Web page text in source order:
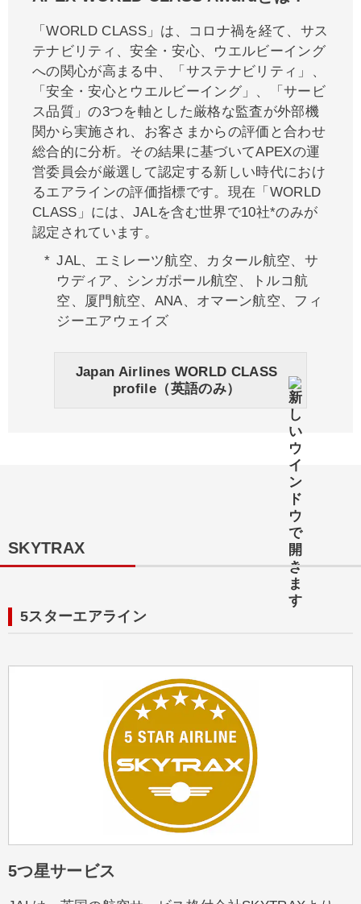
「WORLD CLASS」は、コロナ禍を経て、サス
テナビリティ、安全・安心、ウエルビーイング
への関心が高まる中、「サステナビリティ」、
「安全・安心とウエルビーイング」、「サービ
ス品質」の3つを軸とした厳格な監査が外部機
関から実施され、お客さまからの評価と合わせ
総合的に分析。その結果に基づいてAPEXの運
営委員会が厳選して認定する新しい時代におけ
るエアラインの評価指標です。現在「WORLD
CLASS」には、JALを含む世界で10社*のみが
認定されています。
JAL、エミレーツ航空、カタール航空、サ
ウディア、シンガポール航空、トルコ航
空、厦門航空、ANA、オマーン航空、フィ
ジーエアウェイズ
Japan Airlines WORLD CLASS
profile（英語のみ）
SKYTRAX
5スターエアライン
5つ星サービス